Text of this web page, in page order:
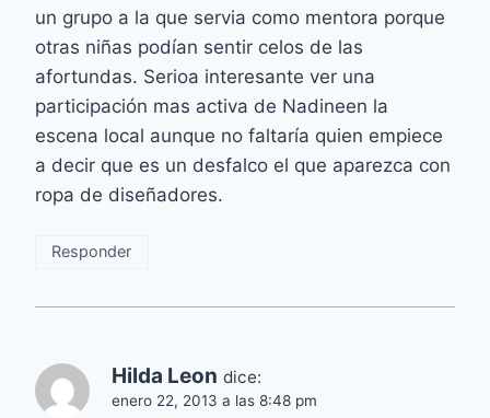
un grupo a la que servia como mentora porque
otras niñas podían sentir celos de las
afortundas. Serioa interesante ver una
participación mas activa de Nadineen la
escena local aunque no faltaría quien empiece
a decir que es un desfalco el que aparezca con
ropa de diseñadores.
Responder
Hilda Leon dice:
enero 22, 2013 a las 8:48 pm